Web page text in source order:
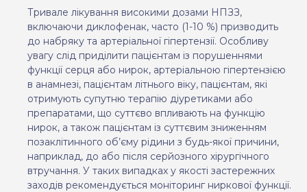
Тривале лікування високими дозами НПЗЗ,
включаючи диклофенак, часто (1-10 %) призводить
до набряку та артеріальної гіпертензії. Особливу
увагу слід приділити пацієнтам із порушеннями
функції серця або нирок, артеріальною гіпертензією
в анамнезі, пацієнтам літнього віку, пацієнтам, які
отримують супутню терапію діуретиками або
препаратами, що суттєво впливають на функцію
нирок, а також пацієнтам із суттєвим зниженням
позаклітинного об’єму рідини з будь-якої причини,
наприклад, до або після серйозного хірургічного
втручання. У таких випадках у якості застережних
заходів рекомендується моніторинг ниркової функції.